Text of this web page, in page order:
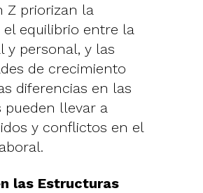
Z priorizan la
el equilibrio entre la
y personal, y las
de crecimiento
diferencias en las
pueden llevar a
y conflictos en el
las Estructuras